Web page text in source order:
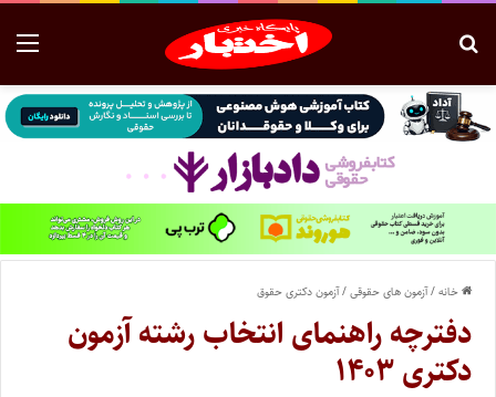
خانه/آزمون های حقوقی/آزمون دکتری حقوق
دفترچه راهنمای انتخاب رشته آزمون
دکتری ۱۴۰۳